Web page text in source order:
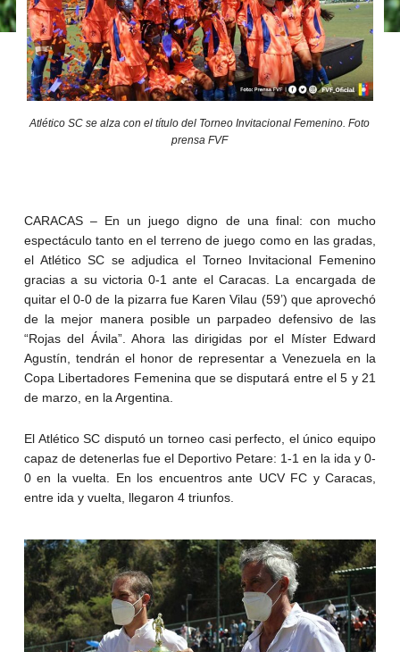
Atlético SC se alza con el título del Torneo Invitacional Femenino. Foto
prensa FVF
CARACAS – En un juego digno de una final: con mucho
espectáculo tanto en el terreno de juego como en las gradas,
el Atlético SC se adjudica el Torneo Invitacional Femenino
gracias a su victoria 0-1 ante el Caracas. La encargada de
quitar el 0-0 de la pizarra fue Karen Vilau (59’) que aprovechó
de la mejor manera posible un parpadeo defensivo de las
“Rojas del Ávila”. Ahora las dirigidas por el Míster Edward
Agustín, tendrán el honor de representar a Venezuela en la
Copa Libertadores Femenina que se disputará entre el 5 y 21
de marzo, en la Argentina.
El Atlético SC disputó un torneo casi perfecto, el único equipo
capaz de detenerlas fue el Deportivo Petare: 1-1 en la ida y 0-
0 en la vuelta. En los encuentros ante UCV FC y Caracas,
entre ida y vuelta, llegaron 4 triunfos.